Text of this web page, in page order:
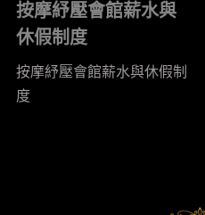
按摩紓壓會館薪水與
休假制度
按摩紓壓會館薪水與休假制
度